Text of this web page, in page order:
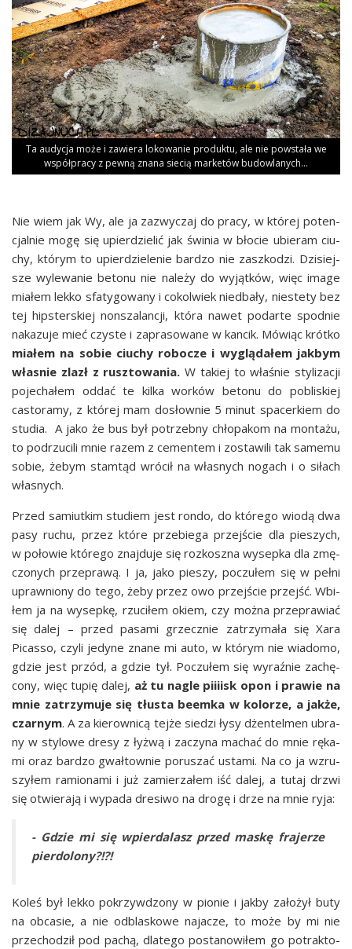
Ta audy­cja może i zawie­ra loko­wa­nie pro­duk­tu, ale nie powsta­ła we
współ­pra­cy z pew­ną zna­na sie­cią mar­ke­tów budowlanych…
Nie wiem jak Wy, ale ja zazwy­czaj do pra­cy, w któ­rej poten­
cjal­nie mogę się upier­dzie­lić jak świ­nia w bło­cie ubie­ram ciu­
chy, któ­rym to upier­dzie­le­nie bar­dzo nie zaszko­dzi. Dzi­siej­
sze wyle­wa­nie beto­nu nie nale­ży do wyjąt­ków, więc ima­ge
mia­łem lek­ko sfa­ty­go­wa­ny i cokol­wiek nie­dba­ły, nie­ste­ty bez
tej hip­ster­skiej non­sza­lan­cji, któ­ra nawet podar­te spodnie
naka­zu­je mieć czy­ste i zapra­so­wa­ne w kan­cik. Mówiąc krót­ko
mia­łem na sobie ciu­chy robo­cze i wyglą­da­łem jak­bym
wła­snie zlazł z rusz­to­wa­nia. W takiej to wła­śnie sty­li­za­cji
poje­cha­łem oddać te kil­ka wor­ków beto­nu do pobli­skiej
casto­ra­my, z któ­rej mam dosłow­nie 5 minut spa­cer­kiem do
stu­dia. A jako że bus był potrzeb­ny chło­pa­kom na mon­ta­żu,
to pod­rzu­ci­li mnie razem z cemen­tem i zosta­wi­li tak same­mu
sobie, żebym stam­tąd wró­cił na wła­snych nogach i o siłach
własnych.
Przed samiut­kim stu­diem jest ron­do, do któ­re­go wio­dą dwa
pasy ruchu, przez któ­re prze­bie­ga przej­ście dla pie­szych,
w poło­wie któ­re­go znaj­du­je się roz­kosz­na wysep­ka dla zmę­
czo­nych prze­pra­wą. I ja, jako pie­szy, poczu­łem się w peł­ni
upraw­nio­ny do tego, żeby przez owo przej­ście przejść. Wbi­
łem ja na wysep­kę, rzu­ci­łem okiem, czy moż­na prze­pra­wiać
się dalej – przed pasa­mi grzecz­nie zatrzy­ma­ła się Xara
Picas­so, czy­li jedy­ne zna­ne mi auto, w któ­rym nie wia­do­mo,
gdzie jest przód, a gdzie tył. Poczu­łem się wyraź­nie zachę­
co­ny, więc tupię dalej, aż tu nagle piiiisk opon i pra­wie na
mnie zatrzy­mu­je się tłu­sta beem­ka w kolo­rze, a jak­że,
czar­nym. A za kie­row­ni­cą tej­że sie­dzi łysy dżen­tel­men ubra­
ny w sty­lo­we dre­sy z łyż­wą i zaczy­na machać do mnie ręka­
mi oraz bar­dzo gwał­tow­nie poru­szać usta­mi. Na co ja wzru­
szy­łem ramio­na­mi i już zamie­rza­łem iść dalej, a tutaj drzwi
się otwie­ra­ją i wypa­da dre­si­wo na dro­gę i drze na mnie ryja:
- Gdzie mi się wpier­da­lasz przed maskę fra­je­rze
pierdolony?!?!
Koleś był lek­ko pokrzyw­dzo­ny w pio­nie i jak­by zało­żył buty
na obca­sie, a nie odbla­sko­we naja­cze, to może by mi nie
prze­cho­dził pod pachą, dla­te­go posta­no­wi­łem go potrak­to­